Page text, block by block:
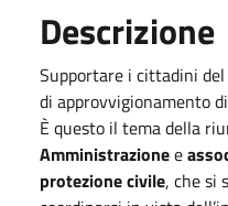
Descrizione
Supportare i cittadini
di approvvigionamento
È questo il tema della
Amministrazionee
protezione civile, che si